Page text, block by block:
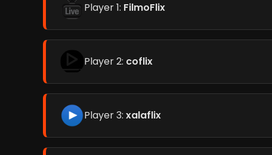
Player 1: FilmoFlix
Player 2: coflix
Player 3: xalaflix